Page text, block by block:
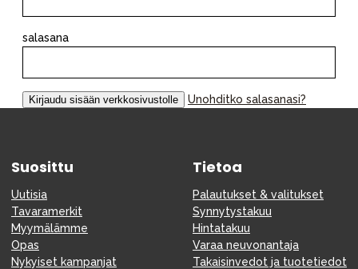
salasana
Unohditko salasanasi?
Suosittu
Uutisia
Tavaramerkit
Myymälämme
Opas
Nykyiset kampanjat
Tietoa
Palautukset & valitukset
Synnytystakuu
Hintatakuu
Varaa neuvonantaja
Takaisinvedot ja tuotetiedot
Lelut ja pelit
Äiti & Isä
Huonekalut & vuodevaatteet
Tarvikkeet
Kampanjat
Lahjavinkkejä
Suosikit
Tavaramerkit